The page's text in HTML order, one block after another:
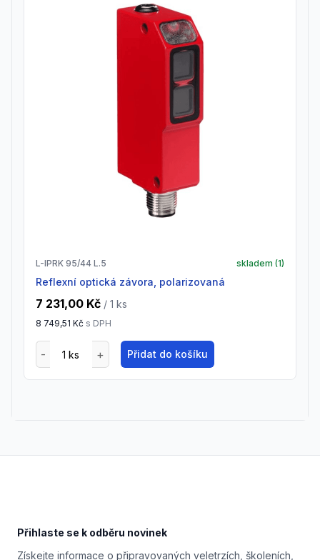
L-IPRK 95/44 L.5 skladem (1)
Reflexní optická závora, polarizovaná
7 231,00 Kč / 1 ks
8 749,51 Kč s DPH
Přidat do košíku
Přihlaste se k odběru novinek
Získejte informace o připravovaných veletrzích, školeních,